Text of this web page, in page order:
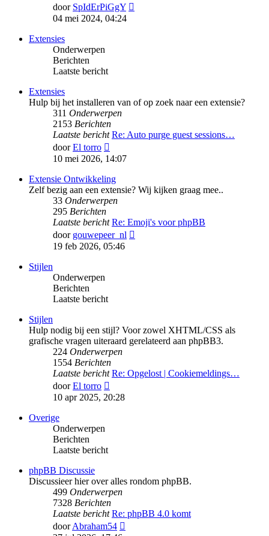
door SpIdErPiGgY
04 mei 2024, 04:24
Extensies
Onderwerpen
Berichten
Laatste bericht
Extensies
Hulp bij het installeren van of op zoek naar een extensie?
311 Onderwerpen
2153 Berichten
Laatste bericht Re: Auto purge guest sessions…
doorEl torro
laatste
10 mei 2026, 14:07
Extensie Ontwikkeling
Zelf bezig aan een extensie? Wij kijken graag mee..
33 Onderwerpen
295 Berichten
Laatste bericht Re: Emoji's voor phpBB
door gouwepeer_nl
19 feb 2026, 05:46
Stijlen
Onderwerpen
Berichten
Laatste bericht
Stijlen
Hulp nodig bij een stijl? Voor zowel XHTML/CSS als
grafische vragen uiteraard gerelateerd aan phpBB3.
224 Onderwerpen
1554 Berichten
Laatste bericht Re: Opgelost | Cookiemeldings…
doorEl torro
laatste
10 apr 2025, 20:28
Overige
Onderwerpen
Berichten
Laatste bericht
phpBB Discussie
Discussieer hier over alles rondom phpBB.
499 Onderwerpen
7328 Berichten
Laatste bericht Re: phpBB 4.0 komt
doorAbraham54